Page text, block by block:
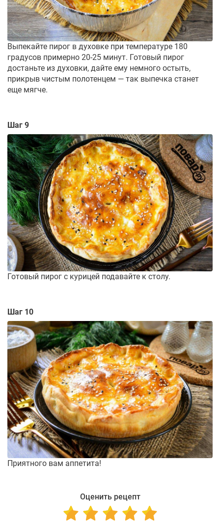
Выпекайте пирог в духовке при температуре 180
градусов примерно 20-25 минут. Готовый пирог
достаньте из духовки, дайте ему немного остыть,
прикрыв чистым полотенцем — так выпечка станет
еще мягче.
Шаг 9
Готовый пирог с курицей подавайте к столу.
Шаг 10
Приятного вам аппетита!
Оценить рецепт